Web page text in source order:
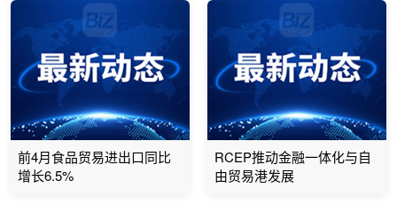
前4月食品贸易进出口同比
增长6.5%
RCEP推动金融一体化与自
由贸易港发展